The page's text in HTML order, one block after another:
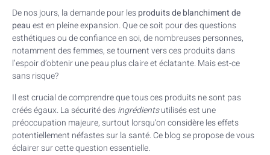
De nos jours, la demande pour lesproduits de blanchiment de
peauest en pleine expansion. Que ce soit pour des questions
esthétiques ou de confiance en soi, de nombreuses personnes,
notamment des femmes, se tournent vers ces produits dans
l’espoir d’obtenir une peau plus claire et éclatante. Mais est-ce
sans risque?
Il est crucial de comprendre que tous ces produits ne sont pas
créés égaux. La sécurité desingrédientsutilisés est une
préoccupation majeure, surtout lorsqu’on considère les effets
potentiellement néfastes sur la santé. Ce blog se propose de vous
éclairer sur cette question essentielle.